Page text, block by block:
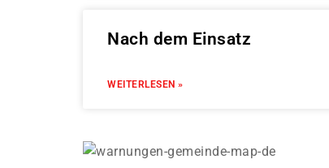
Nach dem Einsatz
WEITERLESEN »